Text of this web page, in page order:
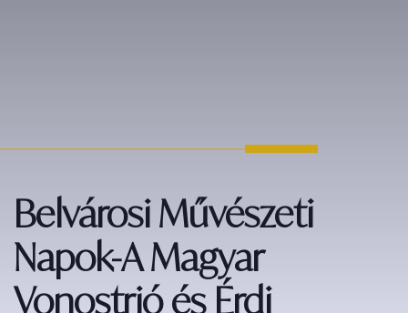
Belvárosi Művészeti
Napok-A Magyar
Vonostrió és Érdi